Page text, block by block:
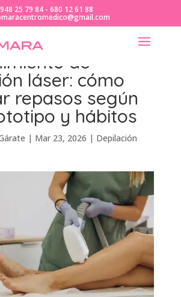
948 25 79 84 - 680 12 61 88
de
de
láser: cómo
repasos según
y hábitos
| Mar 23, 2026 | Depilación